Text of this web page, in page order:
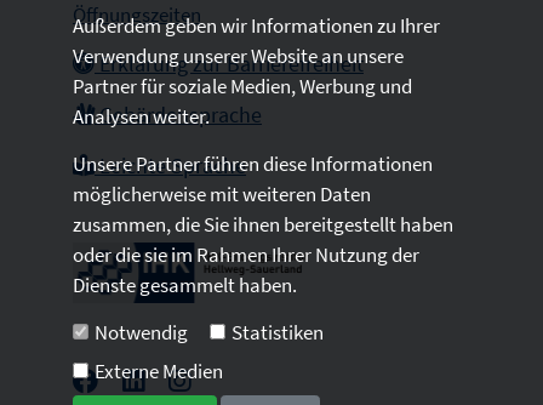
Öffnungszeiten
Erklärung zur Barrierefreiheit
Gebärdensprache
Leichte Sprache
Außerdem geben wir Informationen zu Ihrer
Verwendung unserer Website an unsere
Partner für soziale Medien, Werbung und
Analysen weiter.
Unsere Partner führen diese Informationen
möglicherweise mit weiteren Daten
zusammen, die Sie ihnen bereitgestellt haben
oder die sie im Rahmen Ihrer Nutzung der
Dienste gesammelt haben.
Notwendig
Statistiken
Externe Medien